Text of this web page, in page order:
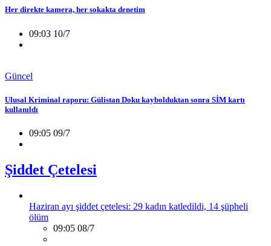
Her direkte kamera, her sokakta denetim
09:03 10/7
Güncel
Ulusal Kriminal raporu: Gülistan Doku kaybolduktan sonra SİM kartı
kullanıldı
09:05 09/7
Şiddet Çetelesi
Haziran ayı şiddet çetelesi: 29 kadın katledildi, 14 şüpheli
ölüm
09:05 08/7